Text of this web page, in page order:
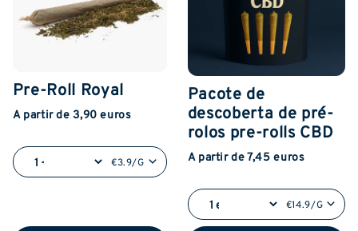
Pre-Roll Royal
A partir de 3,90 euros
€3.9/G
Pacote de
descoberta de pré-
rolos pre-rolls CBD
A partir de 7,45 euros
€14.9/G